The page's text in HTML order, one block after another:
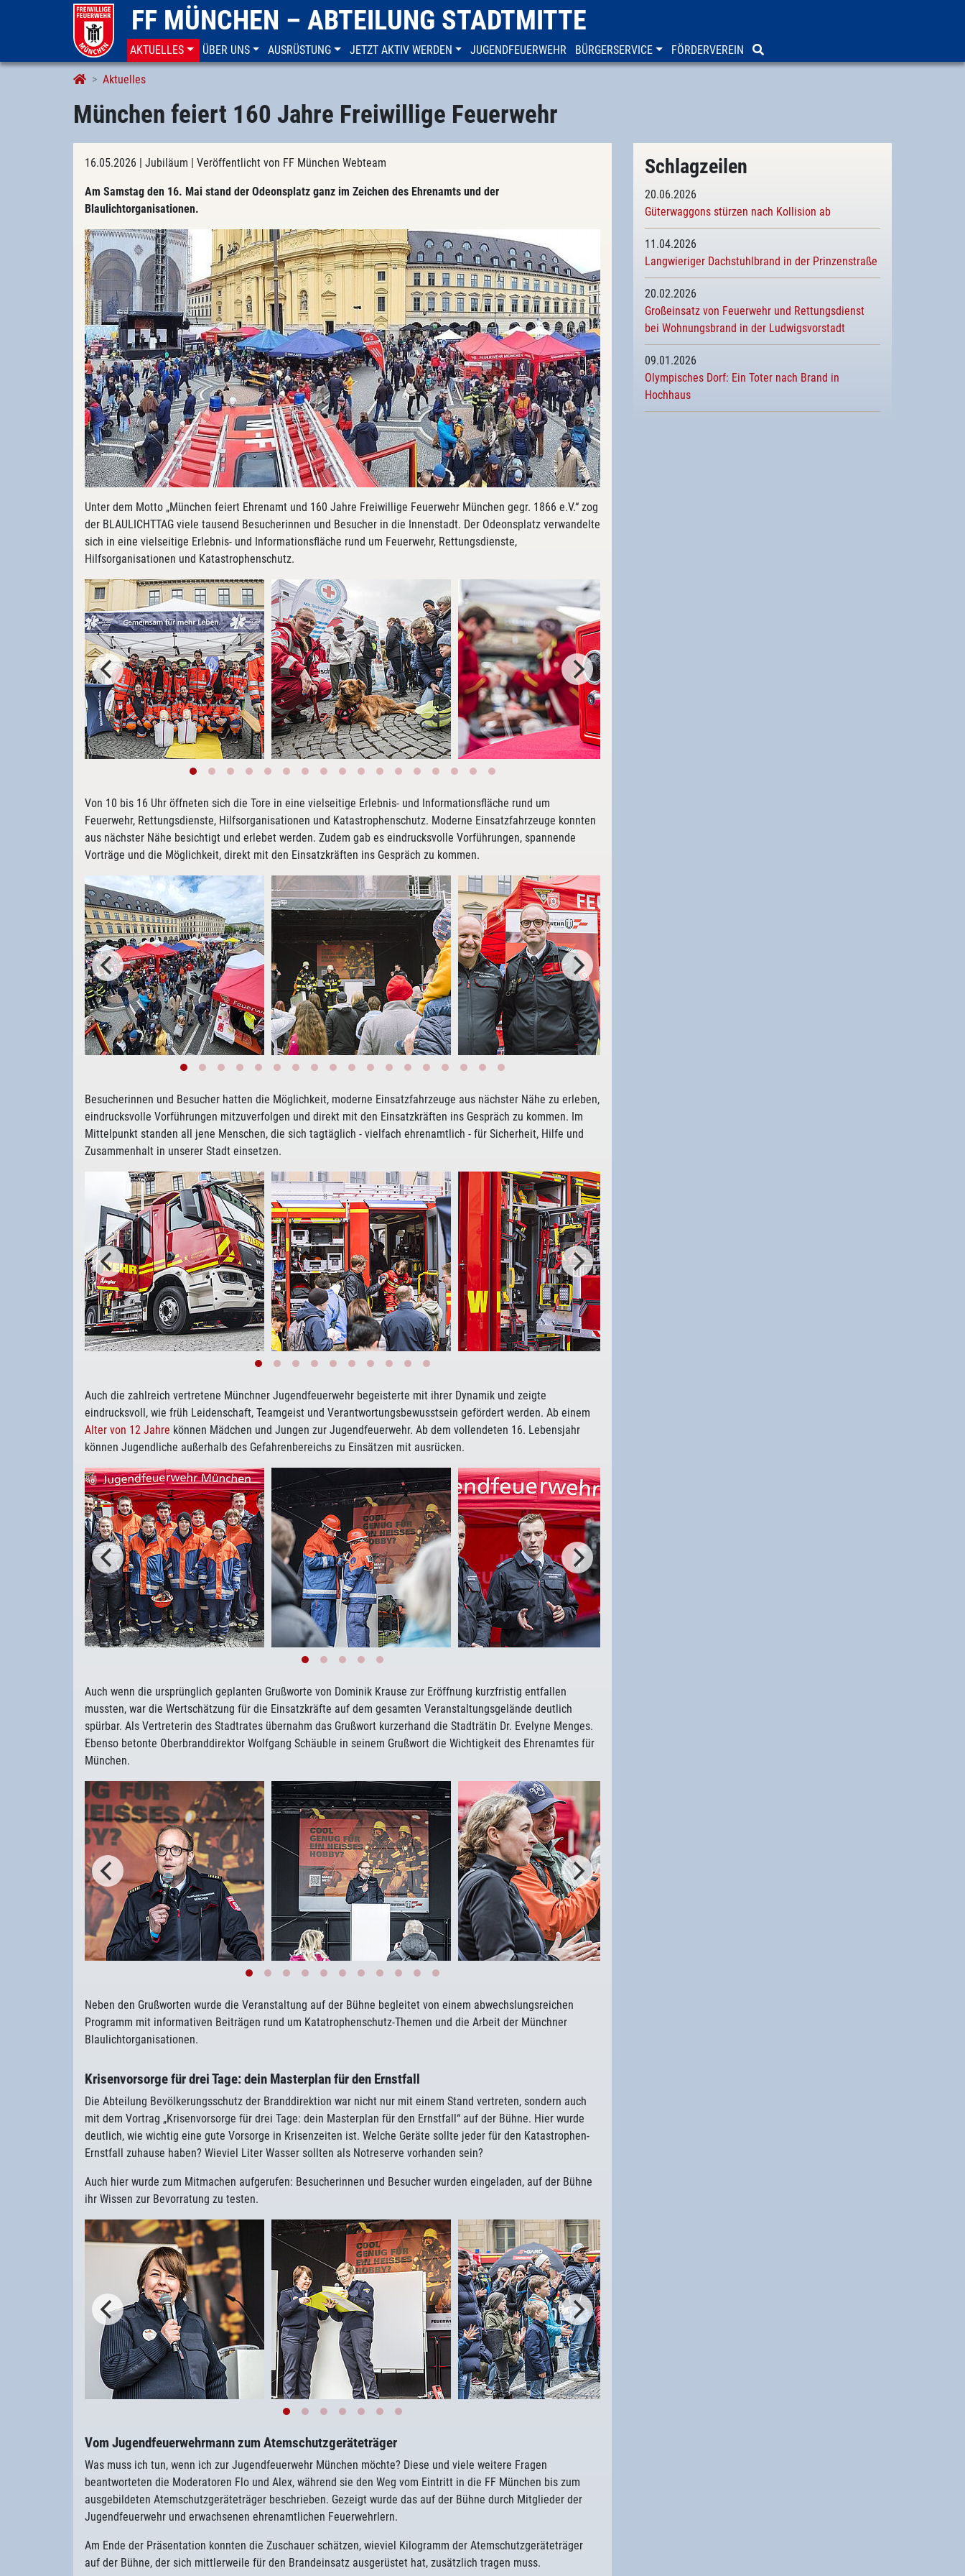
FF MÜNCHEN – ABTEILUNG STADTMITTE
AKTUELLES ÜBER UNS AUSRÜSTUNG JETZT AKTIV WERDEN JUGENDFEUERWEHR BÜRGERSERVICE FÖRDERVEREIN
Aktuelles
München feiert 160 Jahre Freiwillige Feuerwehr
16.05.2026 | Jubiläum | Veröffentlicht von FF München Webteam
Am Samstag den 16. Mai stand der Odeonsplatz ganz im Zeichen des Ehrenamts und der
Blaulichtorganisationen.
Unter dem Motto „München feiert Ehrenamt und 160 Jahre Freiwillige Feuerwehr München gegr. 1866 e.V.“ zog
der BLAULICHTTAG viele tausend Besucherinnen und Besucher in die Innenstadt. Der Odeonsplatz verwandelte
sich in eine vielseitige Erlebnis- und Informationsfläche rund um Feuerwehr, Rettungsdienste,
Hilfsorganisationen und Katastrophenschutz.
Von 10 bis 16 Uhr öffneten sich die Tore in eine vielseitige Erlebnis- und Informationsfläche rund um
Feuerwehr, Rettungsdienste, Hilfsorganisationen und Katastrophenschutz. Moderne Einsatzfahrzeuge konnten
aus nächster Nähe besichtigt und erlebet werden. Zudem gab es eindrucksvolle Vorführungen, spannende
Vorträge und die Möglichkeit, direkt mit den Einsatzkräften ins Gespräch zu kommen.
Besucherinnen und Besucher hatten die Möglichkeit, moderne Einsatzfahrzeuge aus nächster Nähe zu erleben,
eindrucksvolle Vorführungen mitzuverfolgen und direkt mit den Einsatzkräften ins Gespräch zu kommen. Im
Mittelpunkt standen all jene Menschen, die sich tagtäglich - vielfach ehrenamtlich - für Sicherheit, Hilfe und
Zusammenhalt in unserer Stadt einsetzen.
Auch die zahlreich vertretene Münchner Jugendfeuerwehr begeisterte mit ihrer Dynamik und zeigte
eindrucksvoll, wie früh Leidenschaft, Teamgeist und Verantwortungsbewusstsein gefördert werden. Ab einem
Alter von 12 Jahre können Mädchen und Jungen zur Jugendfeuerwehr. Ab dem vollendeten 16. Lebensjahr
können Jugendliche außerhalb des Gefahrenbereichs zu Einsätzen mit ausrücken.
Auch wenn die ursprünglich geplanten Grußworte von Dominik Krause zur Eröffnung kurzfristig entfallen
mussten, war die Wertschätzung für die Einsatzkräfte auf dem gesamten Veranstaltungsgelände deutlich
spürbar. Als Vertreterin des Stadtrates übernahm das Grußwort kurzerhand die Stadträtin Dr. Evelyne Menges.
Ebenso betonte Oberbranddirektor Wolfgang Schäuble in seinem Grußwort die Wichtigkeit des Ehrenamtes für
München.
Neben den Grußworten wurde die Veranstaltung auf der Bühne begleitet von einem abwechslungsreichen
Programm mit informativen Beiträgen rund um Katatrophenschutz-Themen und die Arbeit der Münchner
Blaulichtorganisationen.
Krisenvorsorge für drei Tage: dein Masterplan für den Ernstfall
Die Abteilung Bevölkerungsschutz der Branddirektion war nicht nur mit einem Stand vertreten, sondern auch
mit dem Vortrag „Krisenvorsorge für drei Tage: dein Masterplan für den Ernstfall“ auf der Bühne. Hier wurde
deutlich, wie wichtig eine gute Vorsorge in Krisenzeiten ist. Welche Geräte sollte jeder für den Katastrophen-
Ernstfall zuhause haben? Wieviel Liter Wasser sollten als Notreserve vorhanden sein?
Auch hier wurde zum Mitmachen aufgerufen: Besucherinnen und Besucher wurden eingeladen, auf der Bühne
ihr Wissen zur Bevorratung zu testen.
Vom Jugendfeuerwehrmann zum Atemschutzgeräteträger
Was muss ich tun, wenn ich zur Jugendfeuerwehr München möchte? Diese und viele weitere Fragen
beantworteten die Moderatoren Flo und Alex, während sie den Weg vom Eintritt in die FF München bis zum
ausgebildeten Atemschutzgeräteträger beschrieben. Gezeigt wurde das auf der Bühne durch Mitglieder der
Jugendfeuerwehr und erwachsenen ehrenamtlichen Feuerwehrlern.
Am Ende der Präsentation konnten die Zuschauer schätzen, wieviel Kilogramm der Atemschutzgeräteträger
auf der Bühne, der sich mittlerweile für den Brandeinsatz ausgerüstet hat, zusätzlich tragen muss.
Schlagzeilen
20.06.2026
Güterwaggons stürzen nach Kollision ab
11.04.2026
Langwieriger Dachstuhlbrand in der Prinzenstraße
20.02.2026
Großeinsatz von Feuerwehr und Rettungsdienst
bei Wohnungsbrand in der Ludwigsvorstadt
09.01.2026
Olympisches Dorf: Ein Toter nach Brand in
Hochhaus